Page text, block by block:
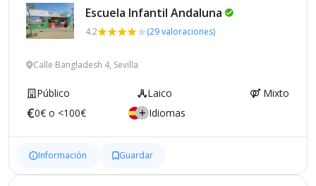
Escuela Infantil Andaluna
4.2 (29 valoraciones)
Calle Bangladesh 4, Sevilla
Público Laico
Mixto
0€ o <100€
Idiomas
Información Guardar